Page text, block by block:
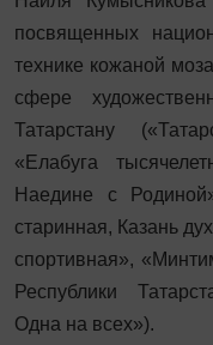
посвященных
технике кожаной
сфере
Татарстану
«Елабуга
Наедине с
старинная, Казань
спортивная»,
Республики
Одна на всех»).